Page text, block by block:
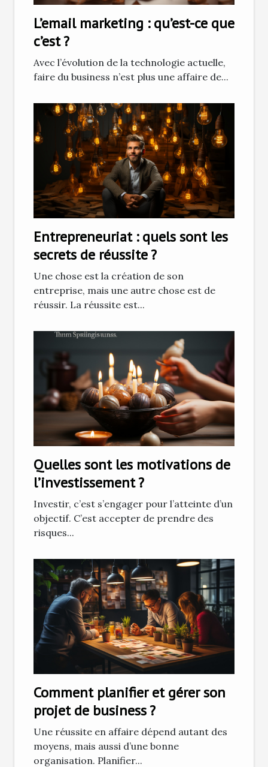
L’email marketing : qu’est-ce que
c’est ?
Avec l’évolution de la technologie actuelle,
faire du business n’est plus une affaire de...
Entrepreneuriat : quels sont les
secrets de réussite ?
Une chose est la création de son
entreprise, mais une autre chose est de
réussir. La réussite est...
Quelles sont les motivations de
l’investissement ?
Investir, c’est s’engager pour l’atteinte d’un
objectif. C’est accepter de prendre des
risques...
Comment planifier et gérer son
projet de business ?
Une réussite en affaire dépend autant des
moyens, mais aussi d’une bonne
organisation. Planifier...